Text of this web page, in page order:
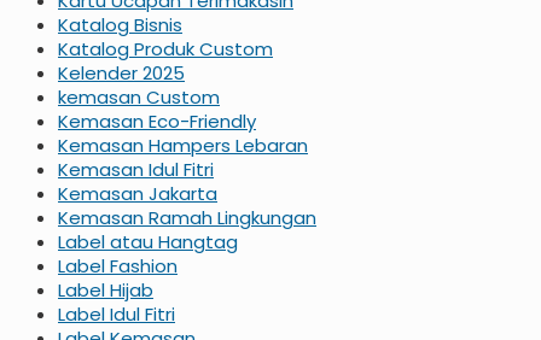
Katalog Bisnis
Katalog Produk Custom
Kelender 2025
kemasan Custom
Kemasan Eco-Friendly
Kemasan Hampers Lebaran
Kemasan Idul Fitri
Kemasan Jakarta
Kemasan Ramah Lingkungan
Label atau Hangtag
Label Fashion
Label Hijab
Label Idul Fitri